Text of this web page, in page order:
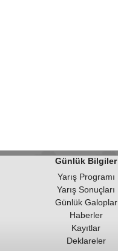
Günlük Bilgiler
Yarış Programı
Yarış Sonuçları
Günlük Galoplar
Haberler
Kayıtlar
Deklareler